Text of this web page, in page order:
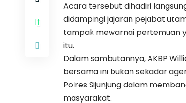
Acara tersebut dihadiri langsung
didampingi jajaran pejabat
tampak mewarnai pertemuan
itu.
Dalam sambutannya, AKBP
bersama ini bukan sekadar
Polres Sijunjung dalam
masyarakat.